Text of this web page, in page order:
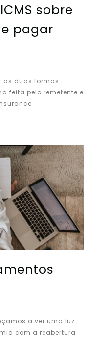
sobre
pagar
as duas formas
feita pelo remetente e
a ver uma luz
com a reabertura